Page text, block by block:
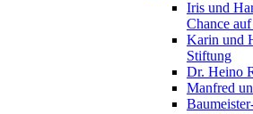
Iris und
Chance
Karin und
Stiftung
Dr. Heino
Manfred